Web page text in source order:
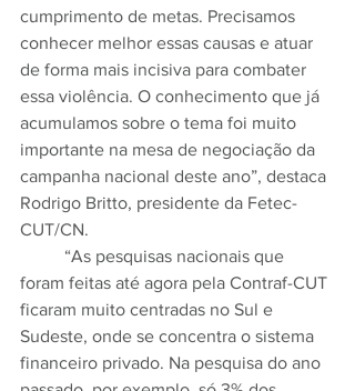
cumprimento de metas. Precisamos
conhecer melhor essas causas e atuar
de forma mais incisiva para combater
essa violência. O conhecimento que já
acumulamos sobre o tema foi muito
importante na mesa de negociação da
campanha nacional deste ano”, destaca
Rodrigo Britto, presidente da Fetec-
CUT/CN.
foram feitas até agora pela Contraf-CUT
ficaram muito centradas no Sul e
Sudeste, onde se concentra o sistema
financeiro privado. Na pesquisa do ano